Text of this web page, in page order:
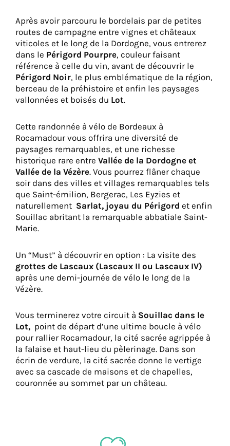
Après avoir parcouru le bordelais par de petites
routes de campagne entre vignes et châteaux
viticoles et le long de la Dordogne, vous entrerez
dans le Périgord Pourpre, couleur faisant
référence à celle du vin, avant de découvrir le
Périgord Noir, le plus emblématique de la région,
berceau de la préhistoire et enfin les paysages
vallonnées et boisés du Lot.
Cette randonnée à vélo de Bordeaux à
Rocamadour vous offrira une diversité de
paysages remarquables, et une richesse
historique rare entre Vallée de la Dordogne et
Vallée de la Vézère. Vous pourrez flâner chaque
soir dans des villes et villages remarquables tels
que Saint-émilion, Bergerac, Les Eyzies et
naturellement Sarlat, joyau du Périgord et enfin
Souillac abritant la remarquable abbatiale Saint-
Marie.
Un “Must” à découvrir en option : La visite des
grottes de Lascaux (Lascaux II ou Lascaux IV)
après une demi-journée de vélo le long de la
Vézère.
Vous terminerez votre circuit à Souillac dans le
Lot, point de départ d’une ultime boucle à vélo
pour rallier Rocamadour, la cité sacrée agrippée à
la falaise et haut-lieu du pèlerinage. Dans son
écrin de verdure, la cité sacrée donne le vertige
avec sa cascade de maisons et de chapelles,
couronnée au sommet par un château.